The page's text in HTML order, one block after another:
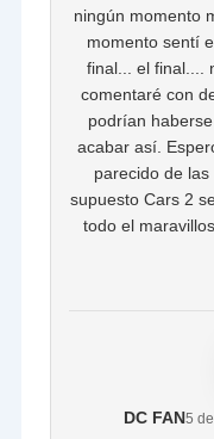
ningún momento
momento sentí
final... el final....
comentaré con
podrían
acabar así.
parecido de
supuesto Cars 2
todo el
DC FAN5